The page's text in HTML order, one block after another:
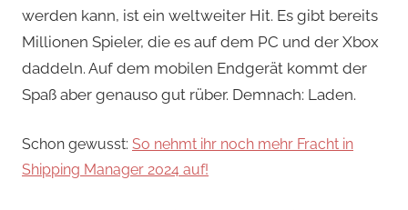
werden kann, ist ein weltweiter Hit. Es gibt bereits
Millionen Spieler, die es auf dem PC und der Xbox
daddeln. Auf dem mobilen Endgerät kommt der
Spaß aber genauso gut rüber. Demnach: Laden.
Schon gewusst: So nehmt ihr noch mehr Fracht in
Shipping Manager 2024 auf!